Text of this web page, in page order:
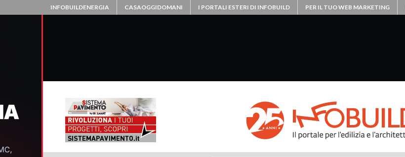
INFOBUILDENERGIA CASAOGGIDOMANI I PORTALI ESTERI DI INFOBUILD PER IL TUO WEB MARKETING